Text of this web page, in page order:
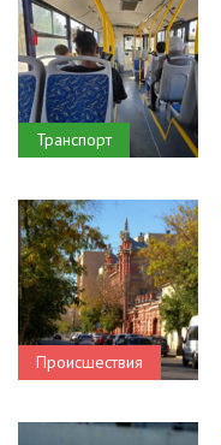
Транспорт
Происшествия